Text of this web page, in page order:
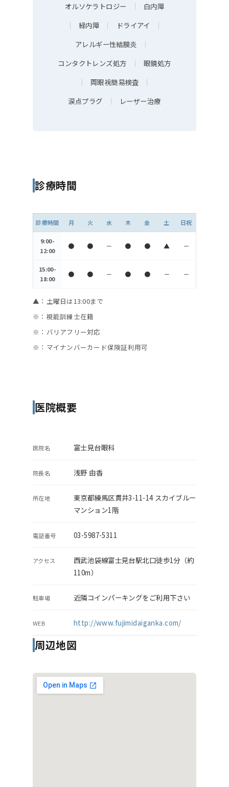
オルソケラトロジー
｜
白内障
｜
緑内障 ｜ ドライアイ
｜
アレルギー性結膜炎
｜
コンタクトレンズ処方
｜
眼鏡処方
｜
両眼視簡易検査
｜
涙点プラグ
｜ レーザー治療
診療時間
診療時間 月 火 水 木 金 土 日祝
9:00-
12:00
● ● － ● ● ▲ －
15:00-
18:00
● ● － ● ● － －
▲：土曜日は13:00まで
※：視能訓練士在籍
※：バリアフリー対応
※：マイナンバーカード保険証利用可
医院概要
医院名 富士見台眼科
院長名 浅野 由香
所在地
東京都練馬区貫井3-11-14 スカイブルー
マンション1階
電話番号 03-5987-5311
アクセス
西武池袋線富士見台駅北口徒歩1分（約
110m）
駐車場 近隣コインパーキングをご利用下さい
WEB http://www.fujimidaiganka.com/
周辺地図